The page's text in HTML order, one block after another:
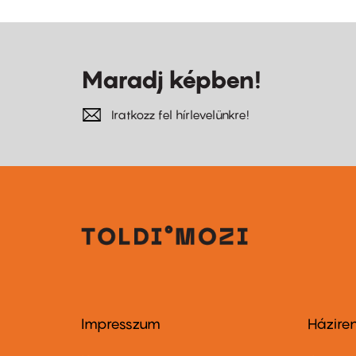
Maradj képben!
Iratkozz fel hírlevelünkre!
Footer
Impresszum